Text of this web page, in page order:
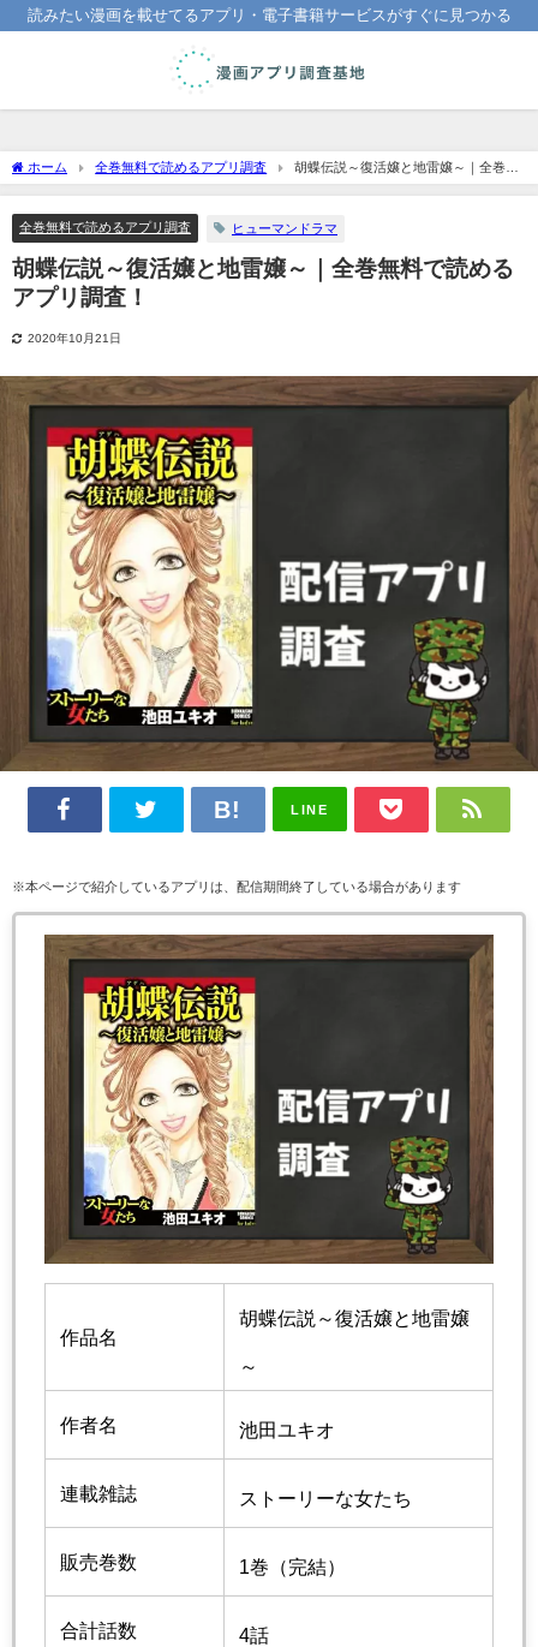
読みたい漫画を載せてるアプリ・電子書籍サービスがすぐに見つかる
ホーム 全巻無料で読めるアプリ調査
胡蝶伝説～復活嬢と地雷嬢～｜全巻無
料で読めるアプリ調査！
全巻無料で読めるアプリ調査 ヒューマンドラマ
胡蝶伝説～復活嬢と地雷嬢～｜全巻無料で読める
アプリ調査！
2020年10月21日
LINE
※本ページで紹介しているアプリは、配信期間終了している場合があります
作品名
胡蝶伝説～復活嬢と地雷嬢
～
作者名 池田ユキオ
連載雑誌 ストーリーな女たち
販売巻数 1巻（完結）
合計話数 4話